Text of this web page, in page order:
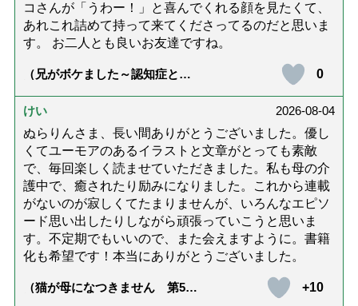
コさんが「うわー！」と喜んでくれる顔を見たくて、
あれこれ詰めて持って来てくださってるのだと思いま
す。 お二人とも良いお友達ですね。
（兄がボケました～認知症と介
達』が届きました」）
0
けい
2026-08-04
ぬらりんさま、長い間ありがとうございました。優し
くてユーモアのあるイラストと文章がとっても素敵
で、毎回楽しく読ませていただきました。私も母の介
護中で、癒されたり励みになりました。これから連載
がないのが寂しくてたまりませんが、いろんなエピソ
ード思い出したりしながら頑張っていこうと思いま
す。不定期でもいいので、また会えますように。書籍
化も希望です！本当にありがとうございました。
（猫が母になつきません 第500
+10